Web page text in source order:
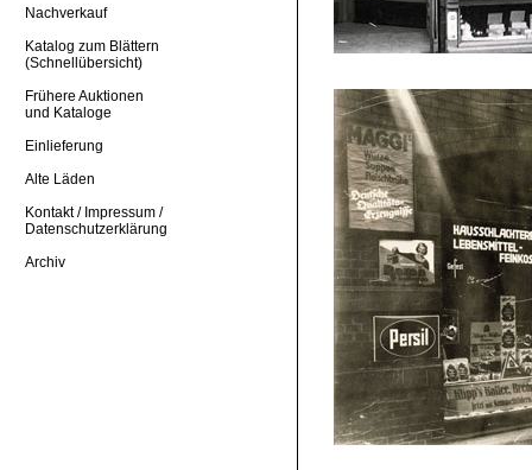
Nachverkauf
Katalog zum Blättern
(Schnellübersicht)
Frühere Auktionen
und Kataloge
Einlieferung
Alte Läden
Kontakt / Impressum /
Datenschutzerklärung
Archiv